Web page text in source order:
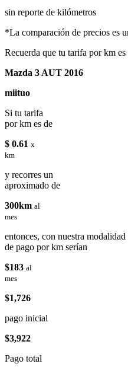
sin reporte de kilómetros
*La comparación de precios es
Recuerda que tu tarifa por km
Mazda 3 AUT 2016
miituo
Si tu tarifa
por km es de
$ 0.61 x
km
y recorres un
aproximado de
300km al
mes
entonces, con nuestra modalidad
de pago por km serían
$183 al
mes
$1,726
pago inicial
$3,922
Pago total